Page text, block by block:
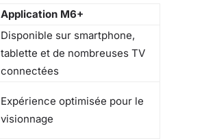
Application M6+
Disponible sur smartphone,
tablette et de nombreuses TV
connectées
Expérience optimisée pour le
visionnage